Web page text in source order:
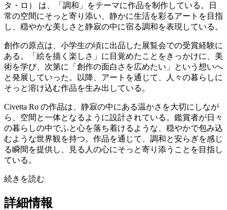
タ・ロ） は、「調和」をテーマに作品を制作している。日
常の空間にそっと寄り添い、静かに生活を彩るアートを目指
し、穏やかな美しさと静寂の中に宿る調和を表現している。
創作の原点は、小学生の頃に出品した展覧会での受賞経験に
ある。「絵を描く楽しさ」に目覚めたことをきっかけに、美
術を学び、次第に「創作の面白さを広めたい」という想いへ
と発展していった。以降、アートを通じて、人々の暮らしに
そっと溶け込む作品を生み出している。
Civetta Ro の作品は、静寂の中にある温かさを大切にしなが
ら、空間と一体となるように設計されている。鑑賞者が日々
の暮らしの中でふと心を落ち着けるような、穏やかで包み込
むような世界観を持つ。作品を通じて、調和と安らぎを感じ
る瞬間を提供し、見る人の心にそっと寄り添うことを目指し
ている。
続きを読む
詳細情報